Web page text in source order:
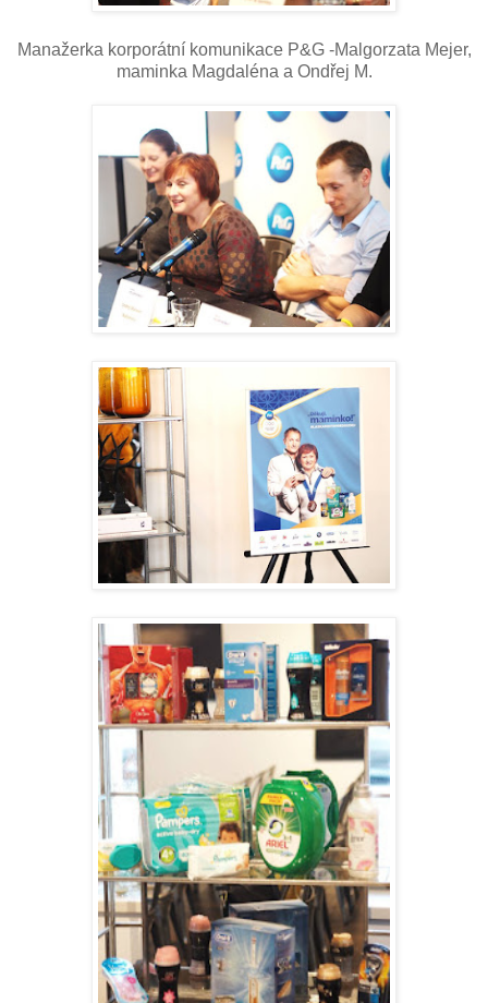
Manažerka korporátní komunikace P&G -Malgorzata Mejer,
maminka Magdaléna a Ondřej M.